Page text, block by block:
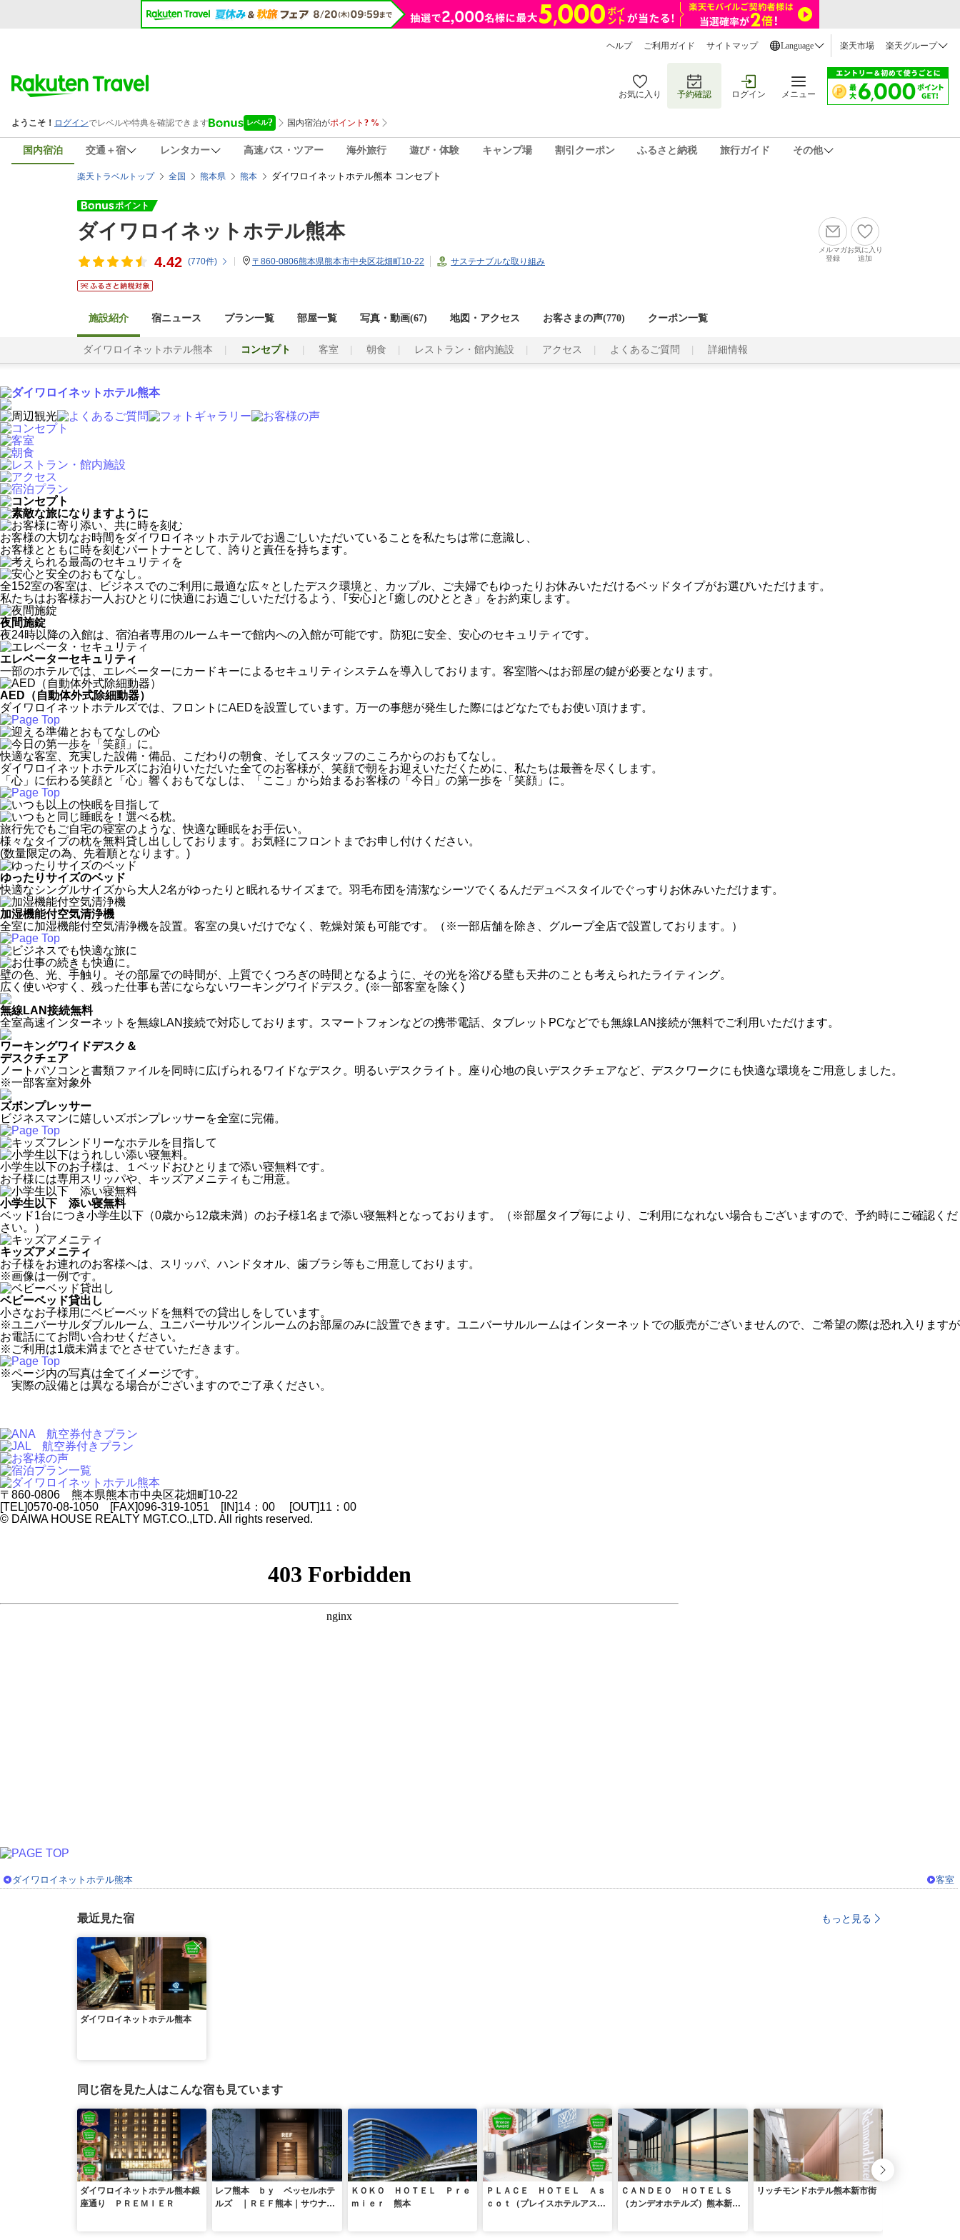
ヘルプ ご利用ガイド サイトマップ Language 楽天市場 楽天グループ
お気に入り 予約確認 ログイン メニュー
国内宿泊 交通＋宿 レンタカー 高速バス・ツアー 海外旅行 遊び・体験 キャンプ場 割引クーポン ふるさと納税 旅行ガイド その他
楽天トラベルトップ 全国 熊本県 熊本 ダイワロイネットホテル熊本 コンセプト
ダイワロイネットホテル熊本
4.42 (770件) 〒860-0806熊本県熊本市中央区花畑町10-22 サステナブルな取り組み
メルマガ
登録
お気に入り
追加
施設紹介 宿ニュース プラン一覧 部屋一覧 写真・動画(67) 地図・アクセス お客さまの声(770) クーポン一覧
ダイワロイネットホテル熊本 コンセプト 客室 朝食 レストラン・館内施設 アクセス よくあるご質問 詳細情報
お客様の大切なお時間をダイワロイネットホテルでお過ごしいただいていることを私たちは常に意識し、
お客様とともに時を刻むパートナーとして、誇りと責任を持ちます。
全152室の客室は、ビジネスでのご利用に最適な広々としたデスク環境と、カップル、ご夫婦でもゆったりお休みいただけるベッドタイプがお選びいただけます。
私たちはお客様お一人おひとりに快適にお過ごしいただけるよう、｢安心｣と｢癒しのひととき」をお約束します。
夜間施錠
夜24時以降の入館は、宿泊者専用のルームキーで館内への入館が可能です。防犯に安全、安心のセキュリティです。
エレベーターセキュリティ
一部のホテルでは、エレベーターにカードキーによるセキュリティシステムを導入しております。客室階へはお部屋の鍵が必要となります。
AED（自動体外式除細動器）
ダイワロイネットホテルズでは、フロントにAEDを設置しています。万一の事態が発生した際にはどなたでもお使い頂けます。
快適な客室、充実した設備・備品、こだわりの朝食、そしてスタッフのこころからのおもてなし。
ダイワロイネットホテルズにお泊りいただいた全てのお客様が、笑顔で朝をお迎えいただくために、私たちは最善を尽くします。
「心」に伝わる笑顔と「心」響くおもてなしは、「ここ」から始まるお客様の「今日」の第一歩を「笑顔」に。
旅行先でもご自宅の寝室のような、快適な睡眠をお手伝い。
様々なタイプの枕を無料貸し出ししております。お気軽にフロントまでお申し付けください。
(数量限定の為、先着順となります。)
ゆったりサイズのベッド
快適なシングルサイズから大人2名がゆったりと眠れるサイズまで。羽毛布団を清潔なシーツでくるんだデュベスタイルでぐっすりお休みいただけます。
加湿機能付空気清浄機
全室に加湿機能付空気清浄機を設置。客室の臭いだけでなく、乾燥対策も可能です。（※一部店舗を除き、グループ全店で設置しております。）
壁の色、光、手触り。その部屋での時間が、上質でくつろぎの時間となるように、その光を浴びる壁も天井のことも考えられたライティング。
広く使いやすく、残った仕事も苦にならないワーキングワイドデスク。(※一部客室を除く)
無線LAN接続無料
全室高速インターネットを無線LAN接続で対応しております。スマートフォンなどの携帯電話、タブレットPCなどでも無線LAN接続が無料でご利用いただけます。
ワーキングワイドデスク＆
デスクチェア
ノートパソコンと書類ファイルを同時に広げられるワイドなデスク。明るいデスクライト。座り心地の良いデスクチェアなど、デスクワークにも快適な環境をご用意しました。
※一部客室対象外
ズボンプレッサー
ビジネスマンに嬉しいズボンプレッサーを全室に完備。
小学生以下のお子様は、１ベッドおひとりまで添い寝無料です。
お子様には専用スリッパや、キッズアメニティもご用意。
小学生以下 添い寝無料
ベッド1台につき小学生以下（0歳から12歳未満）のお子様1名まで添い寝無料となっております。（※部屋タイプ毎により、ご利用になれない場合もございますので、予約時にご確認くだ
さい。）
キッズアメニティ
お子様をお連れのお客様へは、スリッパ、ハンドタオル、歯ブラシ等もご用意しております。
※画像は一例です。
ベビーベッド貸出し
小さなお子様用にベビーベッドを無料での貸出しをしています。
※ユニバーサルダブルルーム、ユニバーサルツインルームのお部屋のみに設置できます。ユニバーサルルームはインターネットでの販売がございませんので、ご希望の際は恐れ入りますが
お電話にてお問い合わせください。
※ご利用は1歳未満までとさせていただきます。
※ページ内の写真は全てイメージです。
実際の設備とは異なる場合がございますのでご了承ください。
〒860-0806 熊本県熊本市中央区花畑町10-22
[TEL]0570-08-1050 [FAX]096-319-1051 [IN]14：00 [OUT]11：00
© DAIWA HOUSE REALTY MGT.CO.,LTD. All rights reserved.
ダイワロイネットホテル熊本 客室
最近見た宿 もっと見る
ダイワロイネットホテル熊本
同じ宿を見た人はこんな宿も見ています
ダイワロイネットホテル熊本銀
座通り ＰＲＥＭＩＥＲ
レフ熊本 ｂｙ ベッセルホテ
ルズ ｜ＲＥＦ熊本｜サウナ付
ＫＯＫＯ ＨＯＴＥＬ Ｐｒｅ
ｍｉｅｒ 熊本
ＰＬＡＣＥ ＨＯＴＥＬ Ａｓ
ｃｏｔ（プレイスホテルアスコ
ＣＡＮＤＥＯ ＨＯＴＥＬＳ
（カンデオホテルズ）熊本新市
リッチモンドホテル熊本新市街